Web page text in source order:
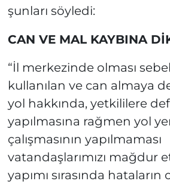
şunları söyledi:
CAN VE MAL KAYBINA
“İl merkezinde olması
kullanılan ve can almaya
yol hakkında, yetkililere
yapılmasına rağmen yol
çalışmasının yapılmaması
vatandaşlarımızı mağdur
yapımı sırasında